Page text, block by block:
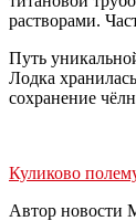
растворами.
Путь
Лодка
сохранение
Куликово поле
Автор новости